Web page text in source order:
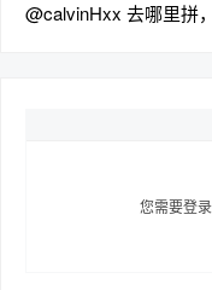
@calvinHxx 去哪里拼
您需要登